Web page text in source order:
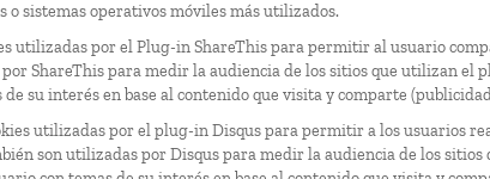
o sistemas operativos móviles más utilizados.
utilizadas por el Plug-in ShareThis para permitir al usuario
ShareThis para medir la audiencia de los sitios que utilizan el
su interés en base al contenido que visita y comparte
utilizadas por el plug-in Disqus para permitir a los usuarios
son utilizadas por Disqus para medir la audiencia de los